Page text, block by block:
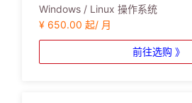
Windows / Linux 操作系统
¥ 650.00 起/ 月
前往选购 》